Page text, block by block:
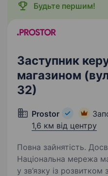
Будьте першим!
Заступник
магазином
32)
Prostor
1,6 км від центру
Повна зайнятість.
Національна мережа
у зв’язку із